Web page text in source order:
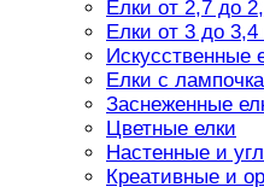
Елки от 2,7 до
Елки от 3 до 3,4
Искусственные
Елки с
Заснеженные
Цветные елки
Настенные и
Креативные и